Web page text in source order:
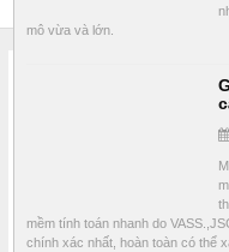
mô vừa và lớn.
mềm tính toán nhanh do
chính xác nhất, hoàn toàn có thể